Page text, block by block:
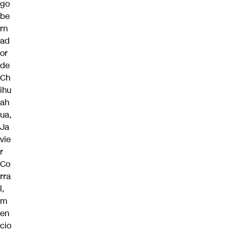
go
be
rn
ad
or
de
Ch
ihu
ah
ua,
Ja
vie
r
Co
rra
l,
m
en
cio